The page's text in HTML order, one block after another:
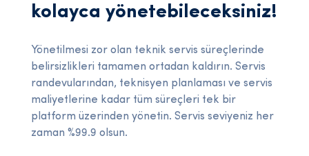
kolayca yönetebileceksiniz!
Yönetilmesi zor olan teknik servis süreçlerinde
belirsizlikleri tamamen ortadan kaldırın. Servis
randevularından, teknisyen planlaması ve servis
maliyetlerine kadar tüm süreçleri tek bir
platform üzerinden yönetin. Servis seviyeniz her
zaman %99.9 olsun.